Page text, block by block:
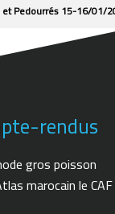
et Pedourrés 15-16/01/
rendus
gros poisson
marocain le